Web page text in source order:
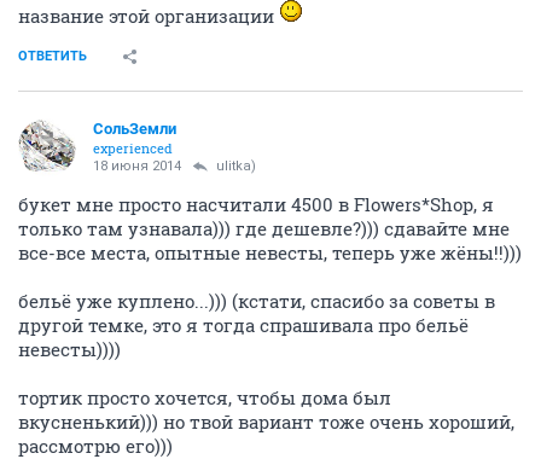
название этой организации
ОТВЕТИТЬ
СольЗемли
experienced
18 июня 2014 ulitka)
букет мне просто насчитали 4500 в Flowers*Shop, я
только там узнавала))) где дешевле?))) сдавайте мне
все-все места, опытные невесты, теперь уже жёны!!)))
бельё уже куплено...))) (кстати, спасибо за советы в
другой темке, это я тогда спрашивала про бельё
невесты))))
тортик просто хочется, чтобы дома был
вкусненький))) но твой вариант тоже очень хороший,
рассмотрю его)))